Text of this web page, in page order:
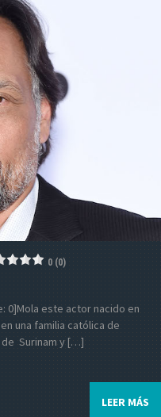
0 (0)
0]Mola este actor nacido en
una familia católica de
Surinam y […]
LEER MÁS